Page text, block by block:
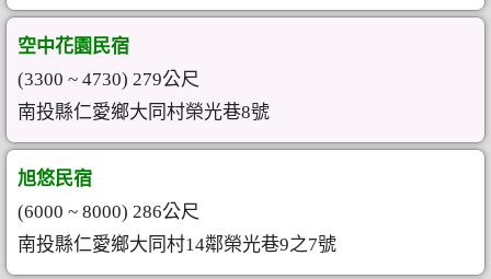
空中花園民宿
(3300 ~ 4730) 279公尺
南投縣仁愛鄉大同村榮光巷8號
旭悠民宿
(6000 ~ 8000) 286公尺
南投縣仁愛鄉大同村14鄰榮光巷9之7號